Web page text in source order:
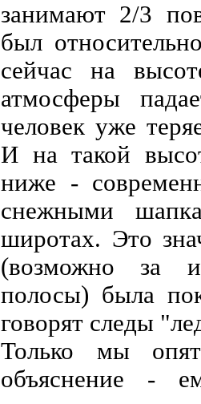
занимают 2/3
был
сейчас на
атмосферы
человек уже
И на такой
ниже -
снежными
широтах. Это
(возможно за
полосы) была
говорят следы
Только мы
объяснение -